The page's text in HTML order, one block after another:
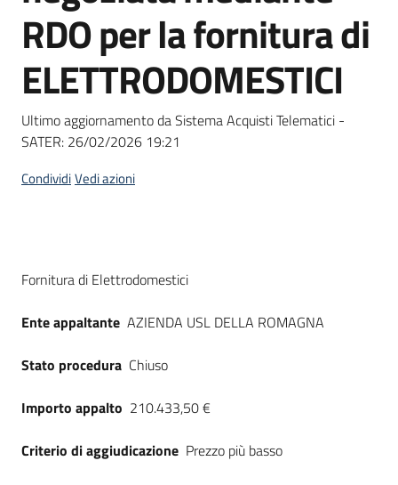
acquisto
Supporto
Piattaforme
telematiche
site
Seguici
RDO per la fornitura di
ELETTRODOMESTICI
Ultimo aggiornamento da Sistema Acquisti Telematici -
SATER: 26/02/2026 19:21
CondividiVedi azioni
Dati del bando
Fornitura di Elettrodomestici
Ente appaltante AZIENDA USL DELLA ROMAGNA
Stato procedura Chiuso
Importo appalto 210.433,50 €
Criterio di aggiudicazione Prezzo più basso